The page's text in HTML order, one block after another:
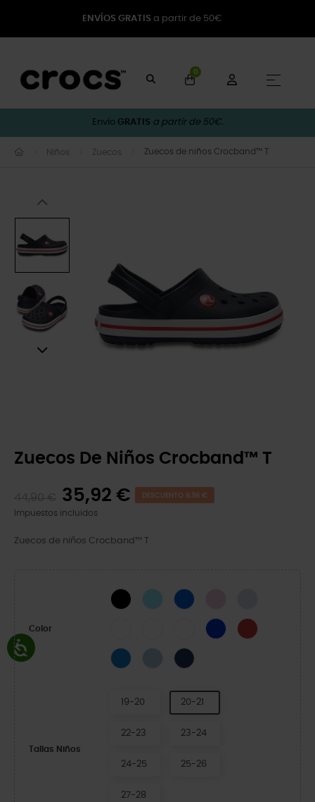
ENVÍOS GRATIS a partir de 50€
0
☰
Envío GRATIS a partir de 50€.
Niños Zuecos Zuecos de niños Crocband™ T
Zuecos De Niños Crocband™ T
35,92 € DESCUENTO 8,98 €
Impuestos incluidos
Zuecos de niños Crocband™ T
Color
Black Ice Blue/White
Blue Bolt
White/Green IvyWhite/Pink Crush
Cerulean BluePepper/Graphite
Blue Bolt/Turbo Teal
Blue Frost/Guava
Navy/Red
Tallas Niños
19-20 20-21
22-23 23-24
24-25 25-26
27-28